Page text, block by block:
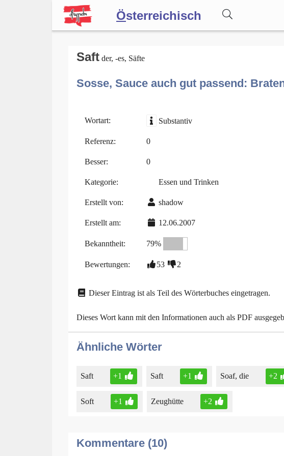
Österreichisch
Forum
Blog
Saft der, -es, Säfte
Sosse, Sauce auch gut passend:
Wortart: Substantiv
Referenz: 0
Besser: 0
Kategorie: Essen und Trinken
Erstellt von: shadow
Erstellt am: 12.06.2007
Bekanntheit: 79%
Bewertungen: 53 2
Dieser Eintrag ist als Teil des Wörterbuches eingetragen.
Dieses Wort kann mit den Informationen auch als PDF
Ähnliche Wörter
Saft +1 Saft +1 Soaf, die +2
Soft +1 Zeughütte +2
Kommentare (10)